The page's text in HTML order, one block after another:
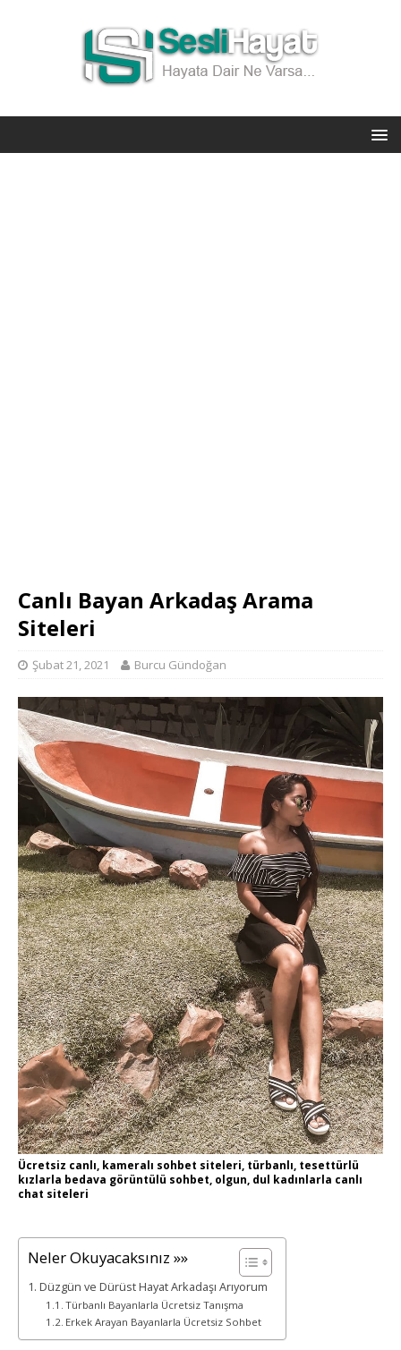
Canlı Bayan Arkadaş Arama
Siteleri
Şubat 21, 2021 Burcu Gündoğan
Ücretsiz canlı, kameralı sohbet siteleri, türbanlı, tesettürlü
kızlarla bedava görüntülü sohbet, olgun, dul kadınlarla canlı
chat siteleri
Neler Okuyacaksınız »»
Düzgün ve Dürüst Hayat Arkadaşı Arıyorum
Türbanlı Bayanlarla Ücretsiz Tanışma
Erkek Arayan Bayanlarla Ücretsiz Sohbet